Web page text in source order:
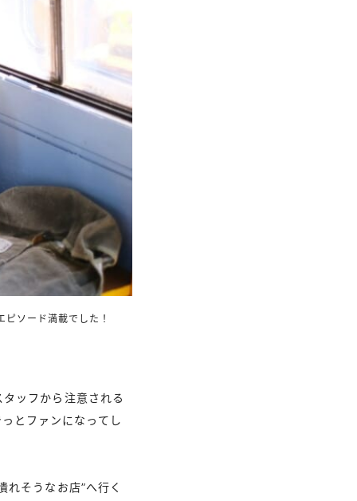
ソード満載でした！
ッフから注意される
とファンになってし
れそうなお店”へ行く